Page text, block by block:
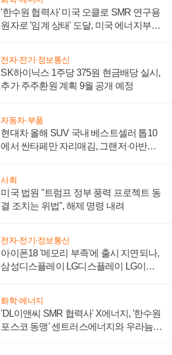
'한수원 협력사' 미국 오클로 SMR 연구용
원자로 '임계 상태' 도달, 미국 에너지부
전자·전기·정보통신
SK하이닉스 1주당 375원 현금배당 실시,
추가 주주환원 계획 9월 공개 예정
자동차·부품
현대차 올해 SUV 국내 베스트셀러 톱10
에서 싼타페만 자리매김, 그랜저·아반떼
사회
미국 법원 "트럼프 정부 풍력 프로젝트 동
결 조치는 위법", 해제 명령 내려
전자·전기·정보통신
아이폰18 '메모리 부족'에 출시 지연되나,
삼성디스플레이 LG디스플레이 LG이노
화학·에너지
'DL이앤씨 SMR 협력사' X에너지, '한수원
포스코 동맹' 센트러스에너지와 우라늄